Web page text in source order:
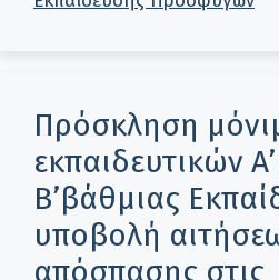
Πρόσκληση
εκπαιδευτικών
B’βάθμιας
υποβολή
απόσπασης στις